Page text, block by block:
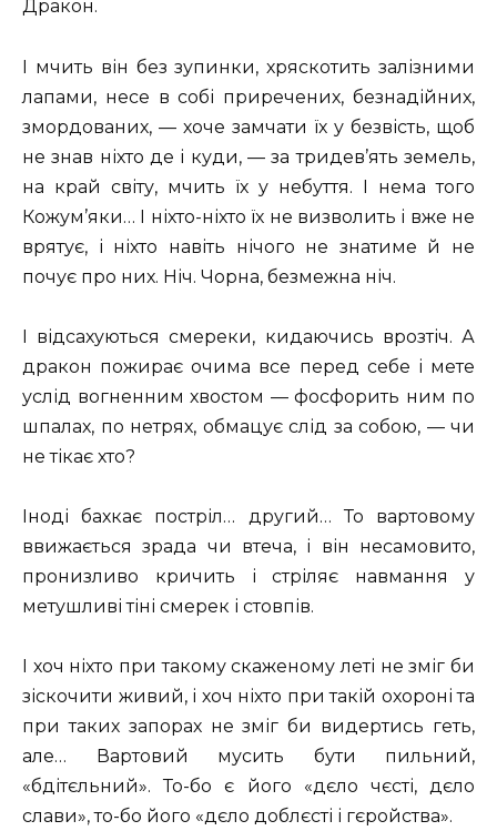
Дракон.
І мчить він без зупинки, хряскотить залізними
лапами, несе в собі приречених, безнадійних,
змордованих, — хоче замчати їх у безвість, щоб
не знав ніхто де і куди, — за тридев’ять земель,
на край світу, мчить їх у небуття. І нема того
Кожум’яки… І ніхто-ніхто їх не визволить і вже не
врятує, і ніхто навіть нічого не знатиме й не
почує про них. Ніч. Чорна, безмежна ніч.
І відсахуються смереки, кидаючись врозтіч. А
дракон пожирає очима все перед себе і мете
услід вогненним хвостом — фосфорить ним по
шпалах, по нетрях, обмацує слід за собою, — чи
не тікає хто?
Іноді бахкає постріл… другий… То вартовому
ввижається зрада чи втеча, і він несамовито,
пронизливо кричить і стріляє навмання у
метушливі тіні смерек і стовпів.
І хоч ніхто при такому скаженому леті не зміг би
зіскочити живий, і хоч ніхто при такій охороні та
при таких запорах не зміг би видертись геть,
але… Вартовий мусить бути пильний,
«бдітєльний». То-бо є його «дєло чєсті, дєло
слави», то-бо його «дєло доблєсті і гєройства».